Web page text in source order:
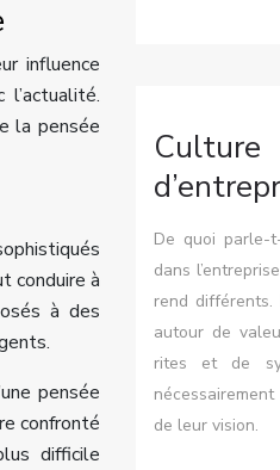
influence
la pensée
conduire à
à des
pensée
confronté
difficile
Culture
De quoi parle-
dans
rend
autour de
rites et de
de leur vision.